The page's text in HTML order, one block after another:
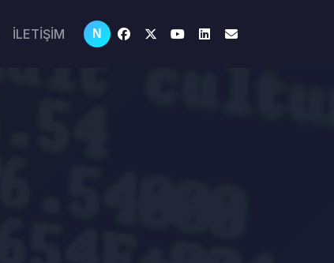
İLETİŞİM N